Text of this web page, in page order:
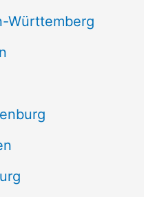
Württemberg